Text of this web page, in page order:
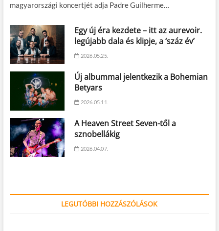
magyarországi koncertjét adja Padre Guilherme…
Egy új éra kezdete – itt az aurevoir.
legújabb dala és klipje, a ‘száz év’
2026.05.25.
Új albummal jelentkezik a Bohemian
Betyars
2026.05.11.
A Heaven Street Seven-től a
sznobellákig
2026.04.07.
LEGUTÓBBI HOZZÁSZÓLÁSOK